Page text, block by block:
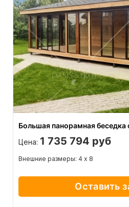
Большая панорамная беседка
Цена: 1 735 794 руб
Внешние размеры: 4 х 8
Оставить